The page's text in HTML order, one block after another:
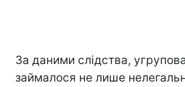
За даними слідства,
займалося не лише